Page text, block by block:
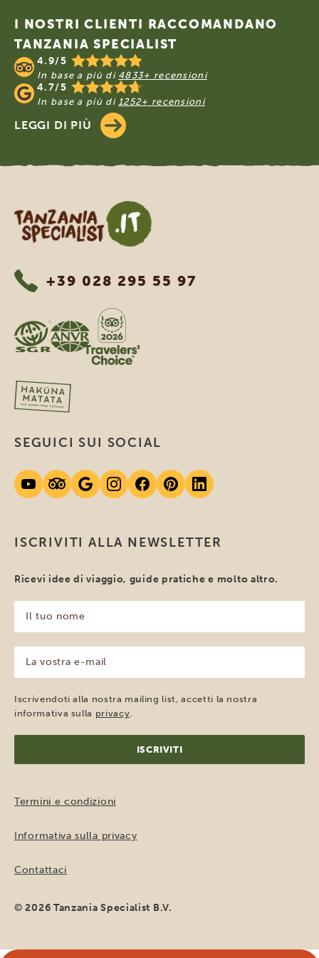
I NOSTRI CLIENTI RACCOMANDANO
TANZANIA SPECIALIST
4.9/5
In base a più di 4833+ recensioni
4.7/5
In base a più di 1252+ recensioni
LEGGI DI PIÙ
Tanzania Specialist
+39 028 295 55 97
ISCRIVITI ALLA NEWSLETTER
Ricevi idee di viaggio, guide pratiche e molto altro.
tuo
nome
(Obbligatorio)
vostra
e-
mail
(Obbligatorio)
Iscrivendoti alla nostra mailing list, accetti la nostra
informativa sulla privacy
SEGUICI SUI SOCIAL
Termini e condizioni
Informativa sulla privacy
Contattaci
© 2026 Tanzania Specialist B.V.